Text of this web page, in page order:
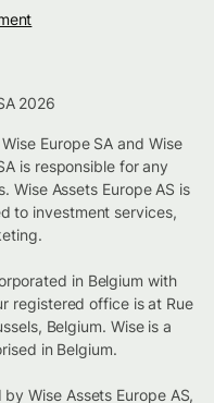
2026
Europe SA and Wise
is responsible for any
Wise Assets Europe AS is
to investment services,
in Belgium with
registered office is at Rue
Belgium. Wise is a
in Belgium.
Wise Assets Europe AS,